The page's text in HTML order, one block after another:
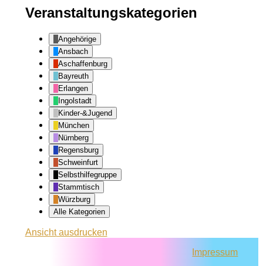
Veranstaltungskategorien
Angehörige
Ansbach
Aschaffenburg
Bayreuth
Erlangen
Ingolstadt
Kinder-&Jugend
München
Nürnberg
Regensburg
Schweinfurt
Selbsthilfegruppe
Stammtisch
Würzburg
Alle Kategorien
Ansichtausdrucken
Impressum